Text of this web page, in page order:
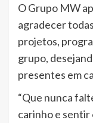
O Grupo MW
agradecer
projetos,
grupo,
presentes em
“Que nunca
carinho e